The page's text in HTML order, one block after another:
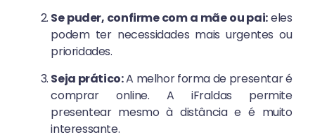
Se puder, confirme com a mãe ou pai:eles
podem ter necessidades mais urgentes ou
prioridades.
Seja prático:A melhor forma de presentar é
comprar online. A iFraldas permite
presentear mesmo à distância e é muito
interessante.